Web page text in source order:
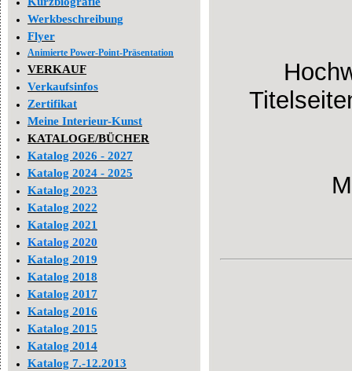
Werkbeschreibung
Flyer
Animierte Power-Point-Präsentation
VERKAUF
Verkaufsinfos
Zertifikat
Meine Interieur-Kunst
KATALOGE/BÜCHER
Katalog 2026 - 2027
Katalog 2024 - 2025
Katalog 2023
Katalog 2022
Katalog 2021
Katalog 2020
Katalog 2019
Katalog 2018
Katalog 2017
Katalog 2016
Katalog 2015
Katalog 2014
Katalog 7.-12.2013